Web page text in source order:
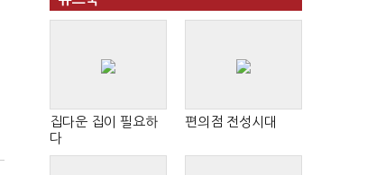
집다운 집이 필요하
다
편의점 전성시대